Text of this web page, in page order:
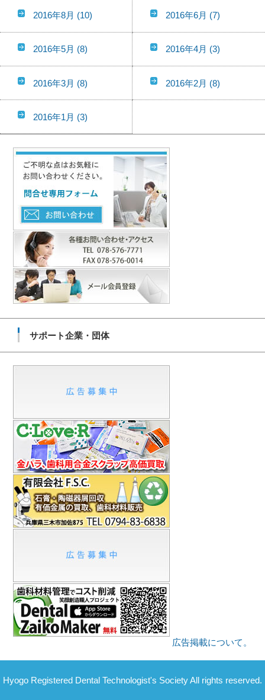
2016年8月 (10) 2016年6月 (7)
2016年5月 (8) 2016年4月 (3)
2016年3月 (8) 2016年2月 (8)
2016年1月 (3)
サポート企業・団体
広告掲載について。
Hyogo Registered Dental Technologist's Society All rights reserved.